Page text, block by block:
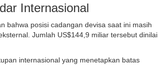
Internasional
bahwa posisi cadangan devisa saat ini masih
Jumlah US$144,9 miliar tersebut dinilai
internasional yang menetapkan batas